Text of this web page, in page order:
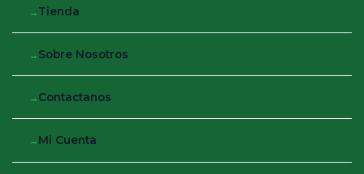
Tienda
Sobre Nosotros
Contactanos
Mi Cuenta